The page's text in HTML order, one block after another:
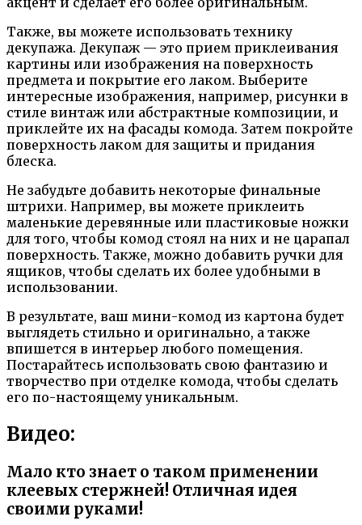
Также, вы можете использовать технику
декупажа. Декупаж — это прием приклеивания
картины или изображения на поверхность
предмета и покрытие его лаком. Выберите
интересные изображения, например, рисунки в
стиле винтаж или абстрактные композиции, и
приклейте их на фасады комода. Затем покройте
поверхность лаком для защиты и придания
блеска.
Не забудьте добавить некоторые финальные
штрихи. Например, вы можете приклеить
маленькие деревянные или пластиковые ножки
для того, чтобы комод стоял на них и не царапал
поверхность. Также, можно добавить ручки для
ящиков, чтобы сделать их более удобными в
использовании.
В результате, ваш мини-комод из картона будет
выглядеть стильно и оригинально, а также
впишется в интерьер любого помещения.
Постарайтесь использовать свою фантазию и
творчество при отделке комода, чтобы сделать
его по-настоящему уникальным.
Видео:
Мало кто знает о таком применении
клеевых стержней! Отличная идея
своими руками!